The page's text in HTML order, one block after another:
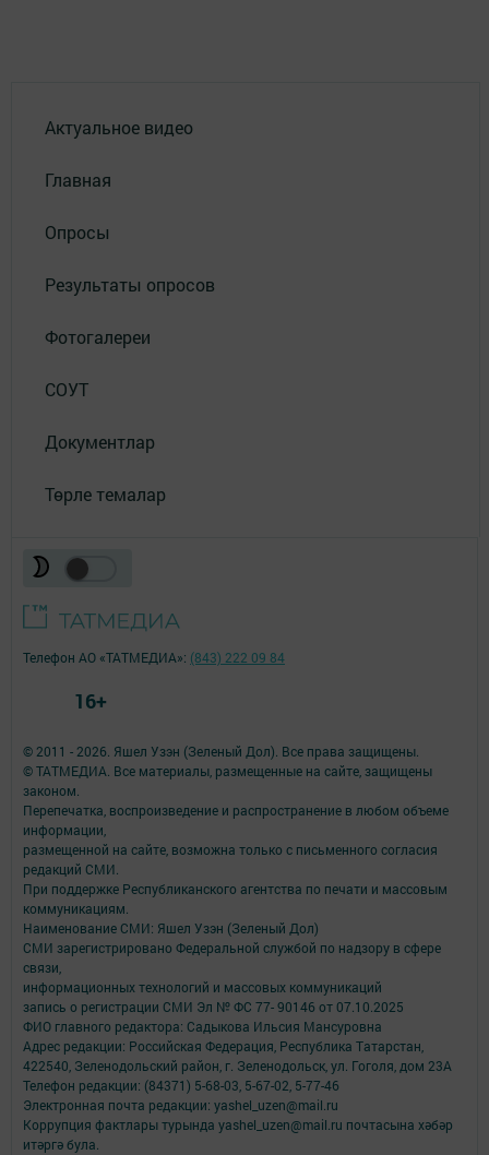
Актуальное видео
Главная
Опросы
Результаты опросов
Фотогалереи
СОУТ
Документлар
Төрле темалар
© 2011 - 2026. Яшел Узэн (Зеленый Дол). Все права защищены.
© ТАТМЕДИА. Все материалы, размещенные на сайте, защищены
законом.
Перепечатка, воспроизведение и распространение в любом объеме
информации,
размещенной на сайте, возможна только с письменного согласия
редакций СМИ.
При поддержке Республиканского агентства по печати и массовым
коммуникациям.
Наименование СМИ: Яшел Узэн (Зеленый Дол)
СМИ зарегистрировано Федеральной службой по надзору в сфере
связи,
информационных технологий и массовых коммуникаций
запись о регистрации СМИ Эл № ФС 77- 90146 от 07.10.2025
ФИО главного редактора: Садыкова Ильсия Мансуровна
Адрес редакции: Российская Федерация, Республика Татарстан,
422540, Зеленодольский район, г. Зеленодольск, ул. Гоголя, дом 23А
Телефон редакции: (84371) 5-68-03, 5-67-02, 5-77-46
Электронная почта редакции: yashel_uzen@mail.ru
Коррупция фактлары турында yashel_uzen@mail.ru почтасына хәбәр
итәргә була.
Телефон АО «ТАТМЕДИА»: (843) 222 09 84
16+